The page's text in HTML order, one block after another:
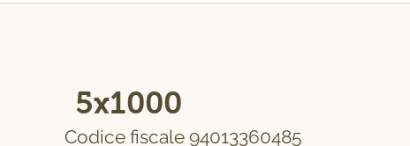
5x1000
Codice fiscale 94013360485